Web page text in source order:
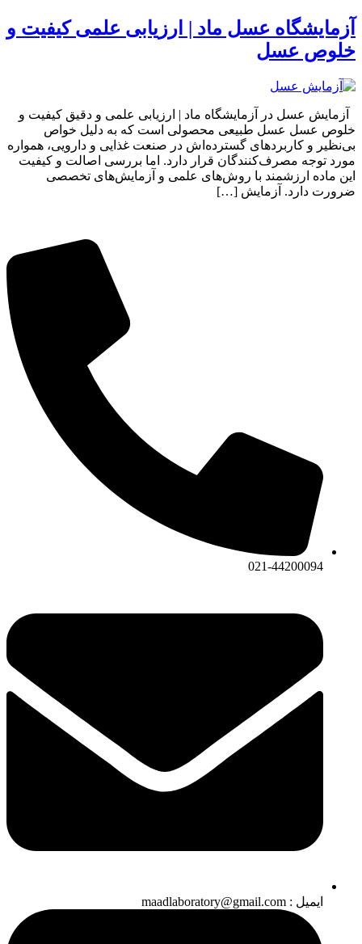
آزمایشگاه عسل ماد | ارزیابی علمی کیفیت و
خلوص عسل
آزمایش عسل در آزمایشگاه ماد | ارزیابی علمی و دقیق کیفیت و
خلوص عسل عسل طبیعی محصولی است که به دلیل خواص
بی‌نظیر و کاربردهای گسترده‌اش در صنعت غذایی و دارویی، همواره
مورد توجه مصرف‌کنندگان قرار دارد. اما بررسی اصالت و کیفیت
این ماده ارزشمند با روش‌های علمی و آزمایش‌های تخصصی
ضرورت دارد. آزمایش […]
021-44200094
ایمیل : maadlaboratory@gmail.com